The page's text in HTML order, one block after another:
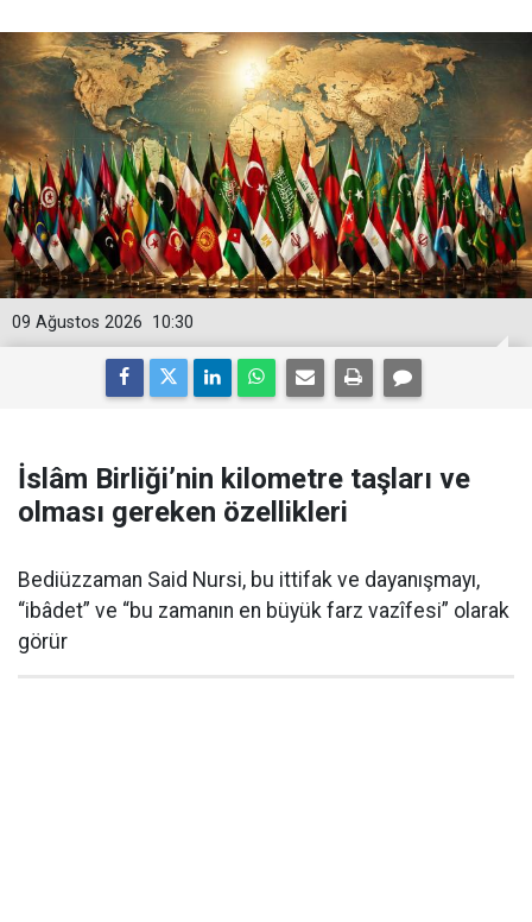
10:30
09 Ağustos 2026
İslâm Birliği’nin kilometre taşları ve
olması gereken özellikleri
Bediüzzaman Said Nursi, bu ittifak ve dayanışmayı,
“ibâdet” ve “bu zamanın en büyük farz vazîfesi” olarak
görür